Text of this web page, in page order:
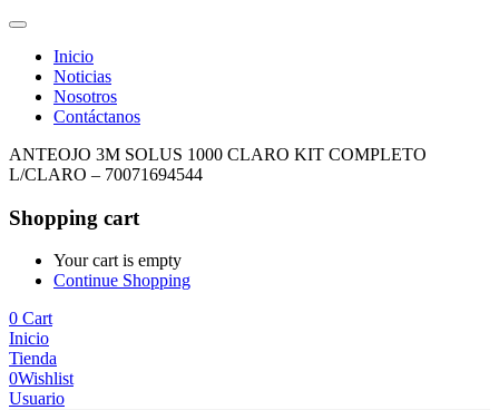
Inicio
Noticias
Nosotros
Contáctanos
ANTEOJO 3M SOLUS 1000 CLARO KIT COMPLETO
L/CLARO – 70071694544
Shopping cart
Your cart is empty
Continue Shopping
0 Cart
Inicio
Tienda
0Wishlist
Usuario